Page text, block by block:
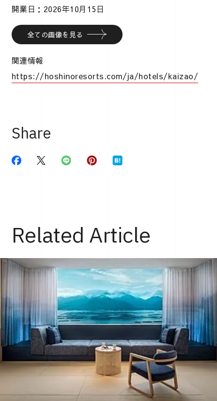
開業日：2026年10月15日
全ての画像を見る
関連情報
https://hoshinoresorts.com/ja/hotels/kaizao/
Share
Related Article